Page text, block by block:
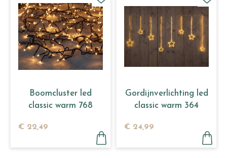
Boomcluster led
classic warm 768
€ 22,49
Gordijnverlichting led
classic warm 364
€ 24,99